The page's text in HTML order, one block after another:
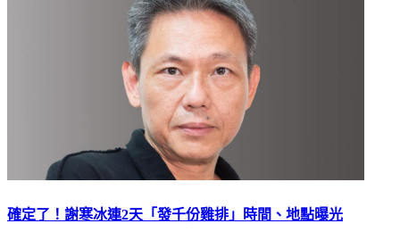
確定了！謝寒冰連2天「發千份雞排」時間、地點曝光